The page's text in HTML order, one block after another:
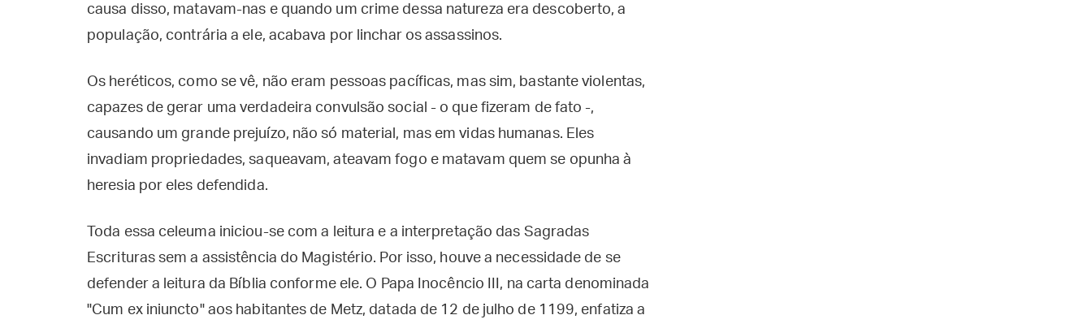
causa disso, matavam-nas e quando um crime dessa natureza era descoberto, a
população, contrária a ele, acabava por linchar os assassinos.
Os heréticos, como se vê, não eram pessoas pacíficas, mas sim, bastante violentas,
capazes de gerar uma verdadeira convulsão social - o que fizeram de fato -,
causando um grande prejuízo, não só material, mas em vidas humanas. Eles
invadiam propriedades, saqueavam, ateavam fogo e matavam quem se opunha à
heresia por eles defendida.
Toda essa celeuma iniciou-se com a leitura e a interpretação das Sagradas
Escrituras sem a assistência do Magistério. Por isso, houve a necessidade de se
defender a leitura da Bíblia conforme ele. O Papa Inocêncio III, na carta denominada
"Cum ex iniuncto" aos habitantes de Metz, datada de 12 de julho de 1199, enfatiza a